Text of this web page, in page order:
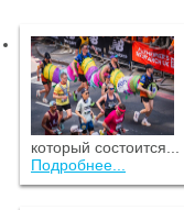
который состоится...
Подробнее...